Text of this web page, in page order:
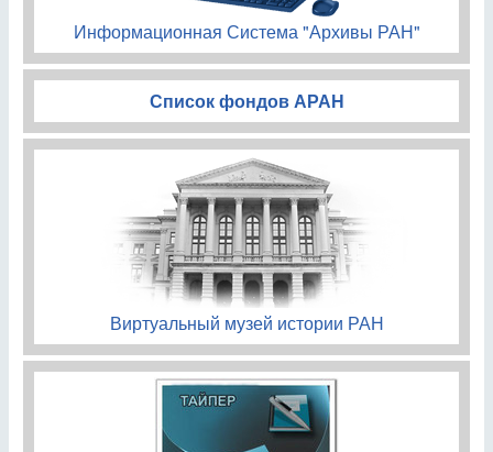
Информационная Система "Архивы РАН"
Список фондов АРАН
Виртуальный музей истории РАН